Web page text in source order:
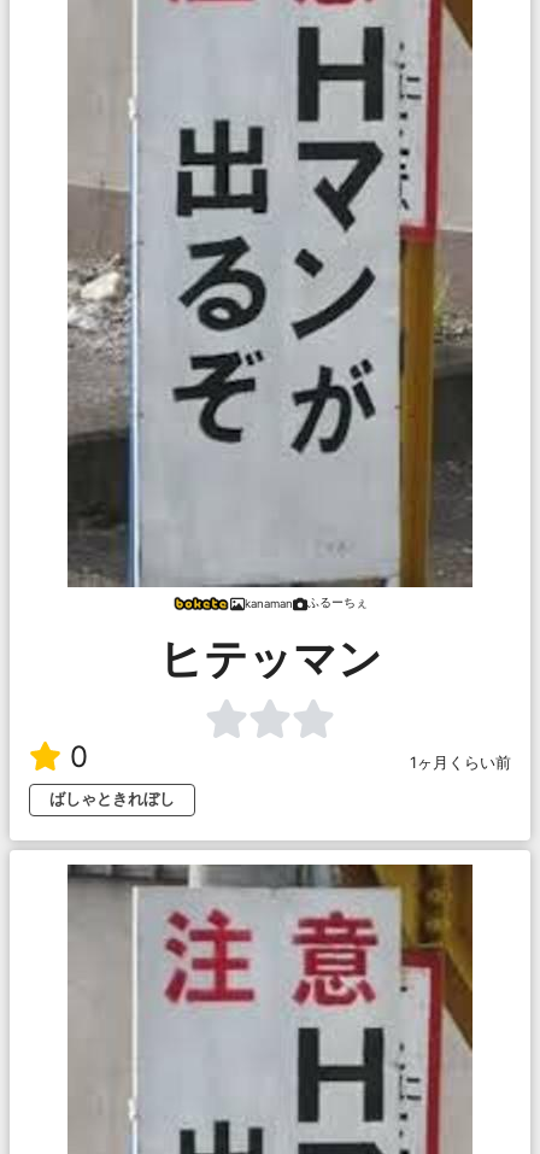
kanaman ふるーちぇ
ヒテッマン
0
1ヶ月くらい前
ばしゃときれぼし